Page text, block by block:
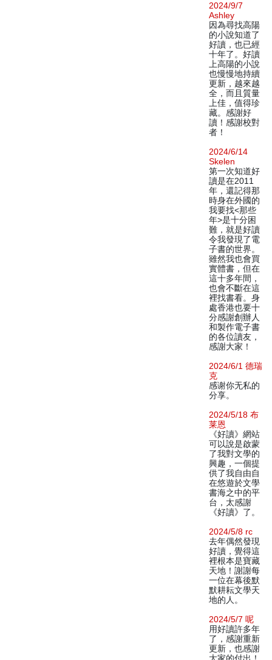
2024/9/7
Ashley
因為尋找高陽
的小說知道了
好讀，也已經
十年了。好讀
上高陽的小說
也慢慢地持續
更新，越來越
全，而且質量
上佳，值得珍
藏。感謝好
讀！感謝校對
者！
2024/6/14
Skelen
第一次知道好
讀是在2011
年，還記得那
時身在外國的
我要找<那些
年>是十分困
難，就是好讀
令我發現了電
子書的世界。
雖然我也會買
實體書，但在
這十多年間，
也會不斷在這
裡找書看。身
處香港也要十
分感謝創辦人
和製作電子書
的各位讀友，
感謝大家！
2024/6/1 德瑞
克
感谢你无私的
分享。
2024/5/18 布
莱恩
《好讀》網站
可以說是啟蒙
了我對文學的
興趣，一個提
供了我自由自
在悠遊於文學
書海之中的平
台，太感謝
《好讀》了。
2024/5/8 rc
去年偶然發現
好讀，覺得這
裡根本是寶藏
天地！謝謝每
一位在幕後默
默耕耘文學天
地的人。
2024/5/7 呢
用好讀許多年
了，感謝重新
更新，也感謝